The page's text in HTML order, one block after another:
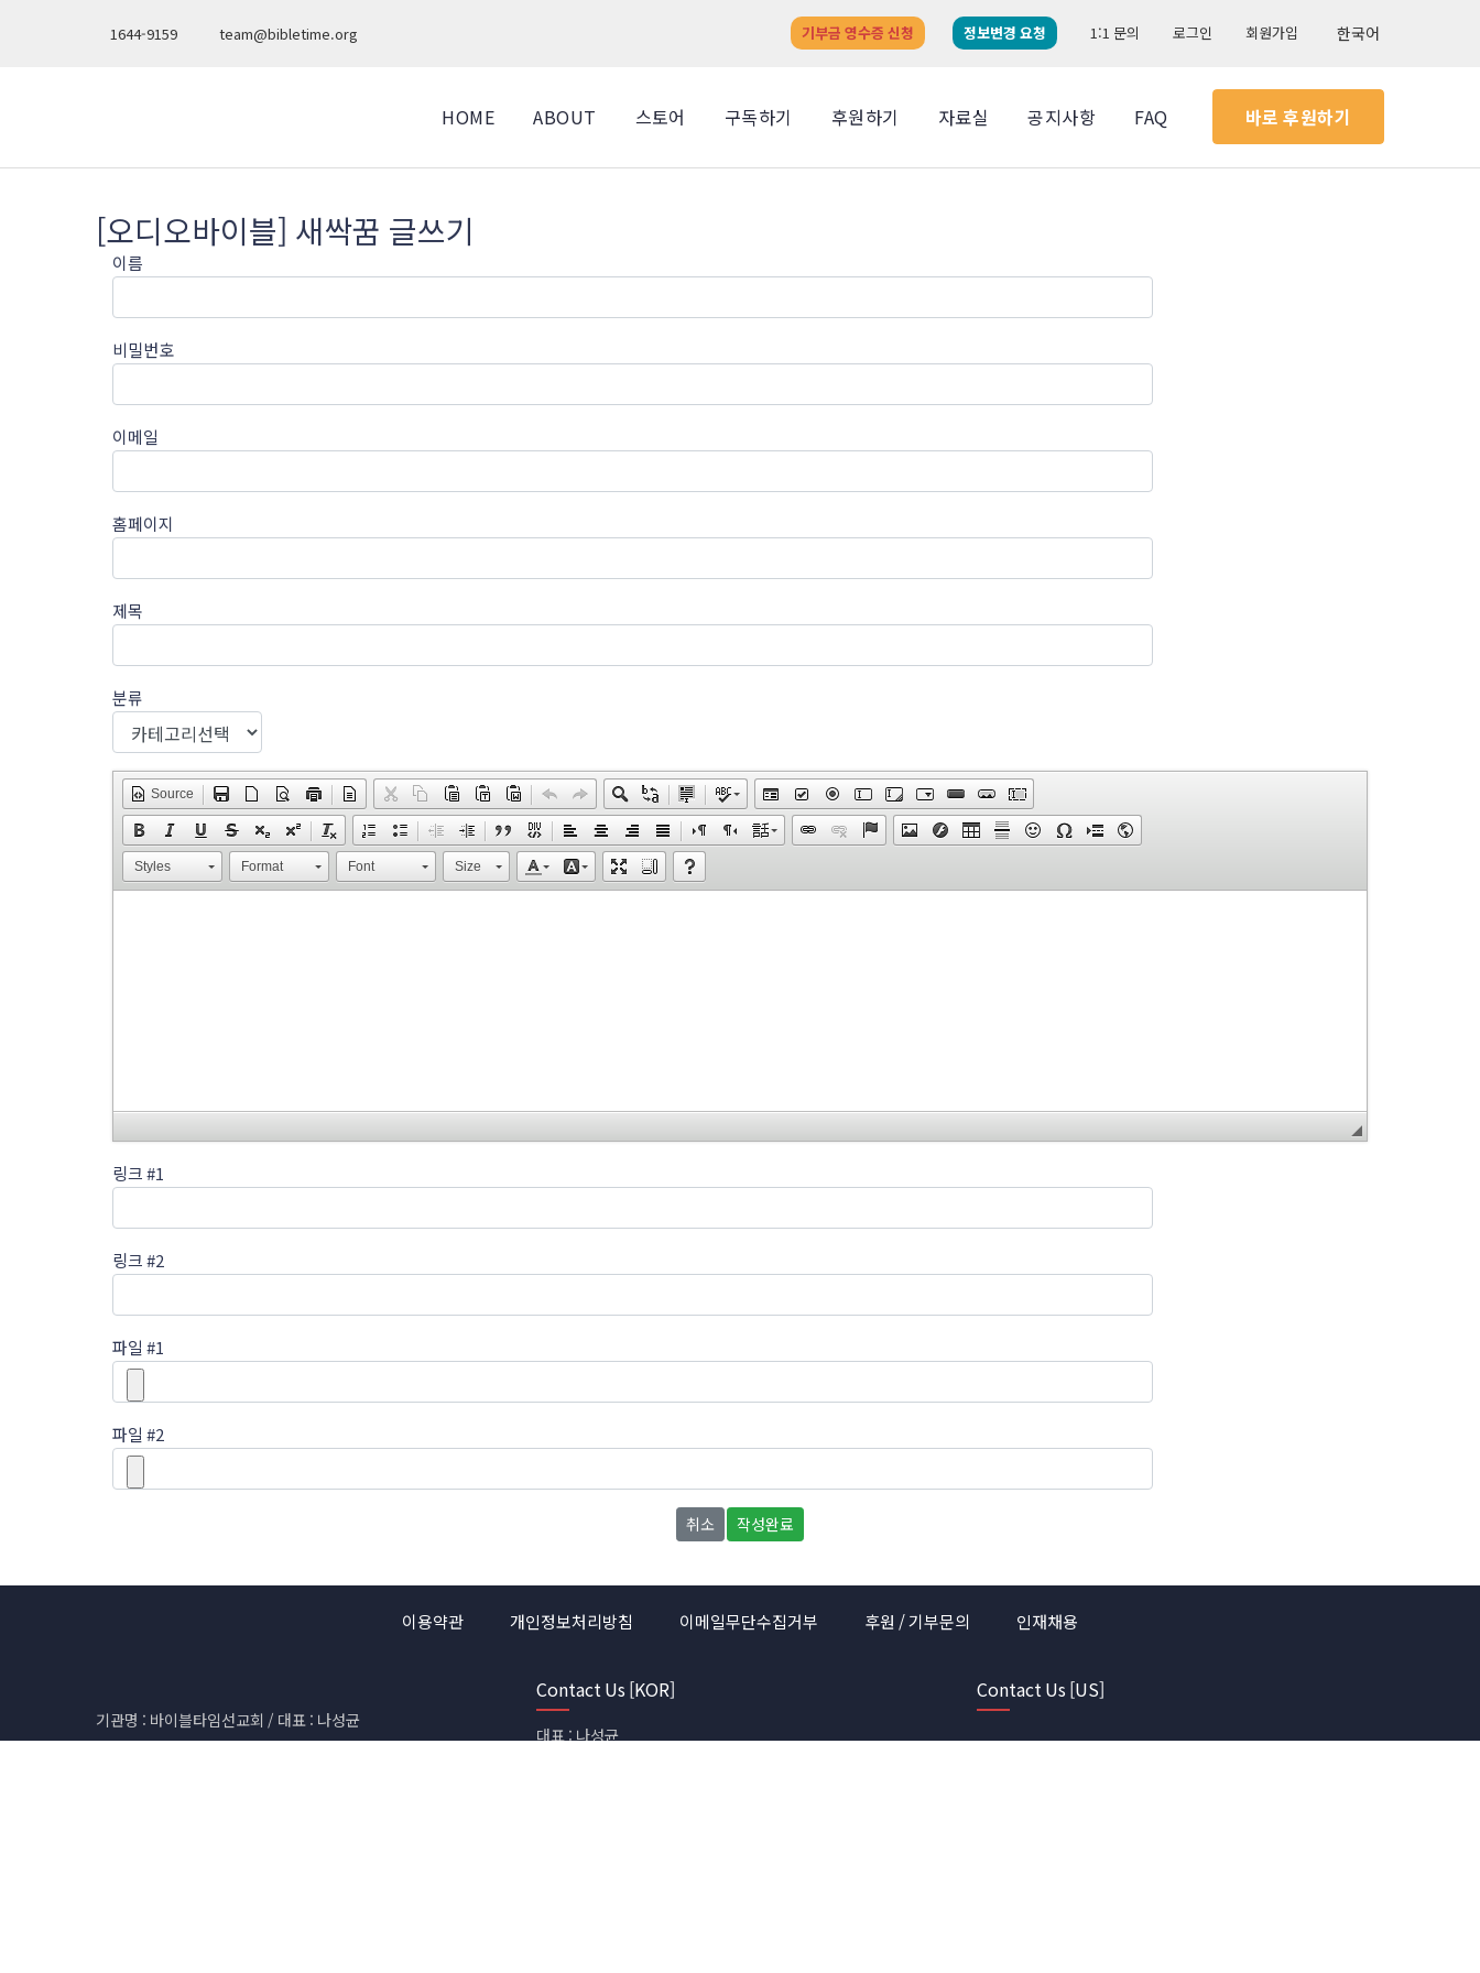
1644-9159 team@bibletime.org 기부금 영수증 신청 정보변경 요청 1:1 문의 로그인 회원가입 한국어
HOME ABOUT 스토어 구독하기 후원하기 자료실 공지사항 FAQ 바로 후원하기
[오디오바이블] 새싹꿈 글쓰기
이름
비밀번호
이메일
홈페이지
제목
분류
Source
Styles Format Font Size
링크 #1
링크 #2
파일 #1
파일 #2
취소 작성완료
이용약관 개인정보처리방침 이메일무단수집거부 후원 / 기부문의 인재채용
기관명 : 바이블타임선교회 / 대표 : 나성균
고유번호 : 610-82-78048
Contact Us [KOR]
대표 : 나성균
Contact Us [US]